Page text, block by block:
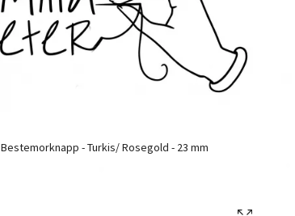
Bestemorknapp - Turkis/ Rosegold - 23 mm